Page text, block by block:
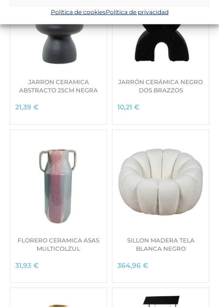
Política de cookiesPolítica de privacidad
JARRON CERAMICA
ABSTRACTO 25CM NEGRA
21,39 €
JARRÓN CERÁMICA NEGRO
DOS BRAZZOS
10,21 €
FLORERO CERAMICA ASAS
MULTICOLZUL
31,93 €
SILLON MADERA TELA
BLANCA NEGRO
364,96 €